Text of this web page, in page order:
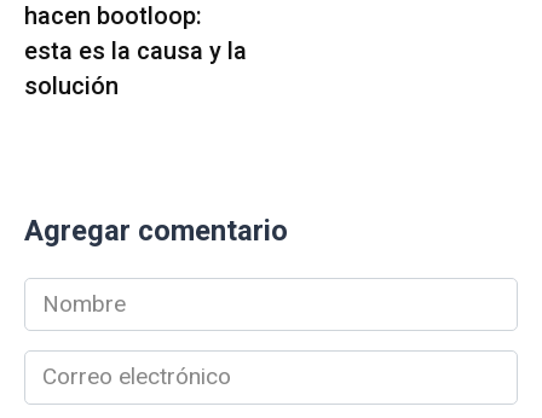
hacen bootloop:
esta es la causa y la
solución
Agregar comentario
Nombre
*
Correo
electrónico